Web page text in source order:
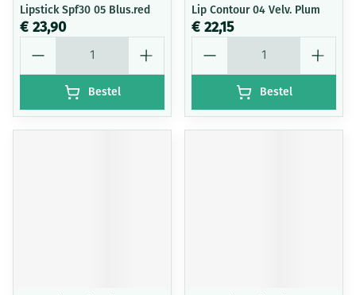
Lipstick Spf30 05 Blus.red
€ 23,90
Bestel
Lip Contour 04 Velv. Plum
€ 22,15
Bestel